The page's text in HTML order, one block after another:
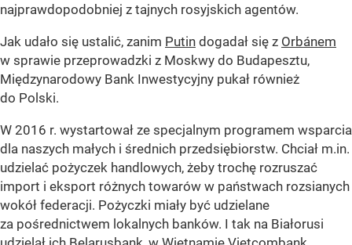
najprawdopodobniej z tajnych rosyjskich agentów.
Jak udało się ustalić, zanim Putin dogadał się z Orbánem
w sprawie przeprowadzki z Moskwy do Budapesztu,
Międzynarodowy Bank Inwestycyjny pukał również
do Polski.
W 2016 r. wystartował ze specjalnym programem wsparcia
dla naszych małych i średnich przedsiębiorstw. Chciał m.in.
udzielać pożyczek handlowych, żeby trochę rozruszać
import i eksport różnych towarów w państwach rozsianych
wokół federacji. Pożyczki miały być udzielane
za pośrednictwem lokalnych banków. I tak na Białorusi